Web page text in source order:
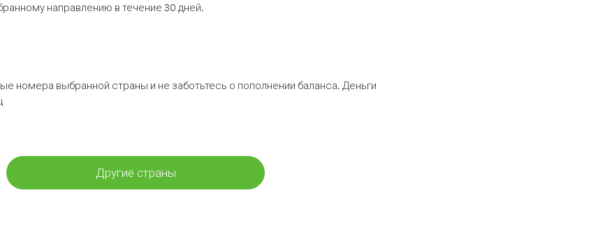
направлению в течение 30 дней.
номера выбранной страны и не заботьтесь о пополнении баланса. Деньги
Другие страны